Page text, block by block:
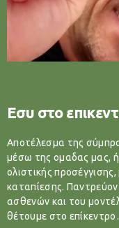
Εσυ στο
Αποτέλεσμα της
μέσω της ομαδας μας,
ολιστικής
καταπίεσης.
ασθενών και του
θέτουμε στο